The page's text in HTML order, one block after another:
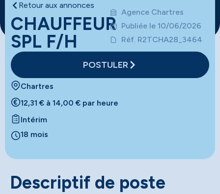
Retour aux annonces
CHAUFFEUR
SPL F/H
Agence Chartres
Publiée le 10/06/2026
Réf. R2TCHA28_3464
POSTULER
Chartres
12,31 € à 14,00 € par heure
Intérim
18 mois
Descriptif de poste